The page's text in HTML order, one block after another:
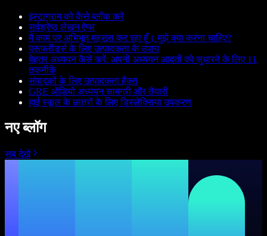
इंस्टाग्राम को कैसे ब्लॉक करें
सर्वश्रेष्ठ लेखन ऐप्स
मैं काम पर अभिभूत महसूस कर रहा हूँ। मुझे क्या करना चाहिए?
प्रूफरीडर्स के लिए उत्पादकता के उपाय
बेहतर अध्ययन कैसे करें: अपनी अध्ययन आदतों को सुधारने के लिए 11
तकनीकें
संपादकों के लिए उत्पादकता हैक्स
GRE ऑडियो अध्ययन सामग्री और तैयारी
हाई स्कूल के छात्रों के लिए डिस्लेक्सिया उपकरण
नए ब्लॉग
सब देखें